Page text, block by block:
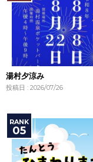
湯村夕涼み
投稿日 : 2026/07/26